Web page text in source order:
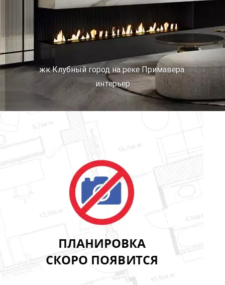
жк Клубный город на реке Примавера.
интерьер